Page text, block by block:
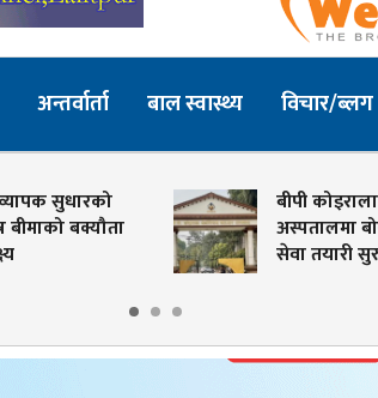
अन्तर्वार्ता बाल स्वास्थ्य विचार/ब्लग
बीपी कोइराला क्यान्सर
अस्पतालमा बोनम्यारो प्रत्यारोपण
सेवा तयारी सुरु